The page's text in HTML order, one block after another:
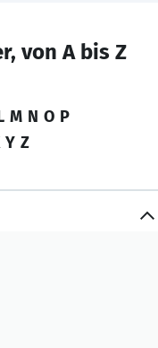
von A bis Z
M N O P
Y Z